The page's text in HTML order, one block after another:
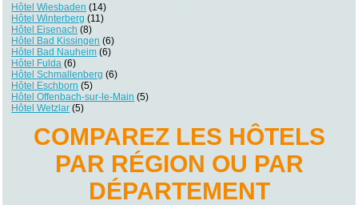
Hôtel Wiesbaden (14)
Hôtel Winterberg (11)
Hôtel Eisenach (8)
Hôtel Bad Kissingen (6)
Hôtel Bad Nauheim (6)
Hôtel Fulda (6)
Hôtel Schmallenberg (6)
Hôtel Eschborn (5)
Hôtel Offenbach-sur-le-Main (5)
Hôtel Wetzlar (5)
COMPAREZ LES HÔTELS
PAR RÉGION OU PAR
DÉPARTEMENT